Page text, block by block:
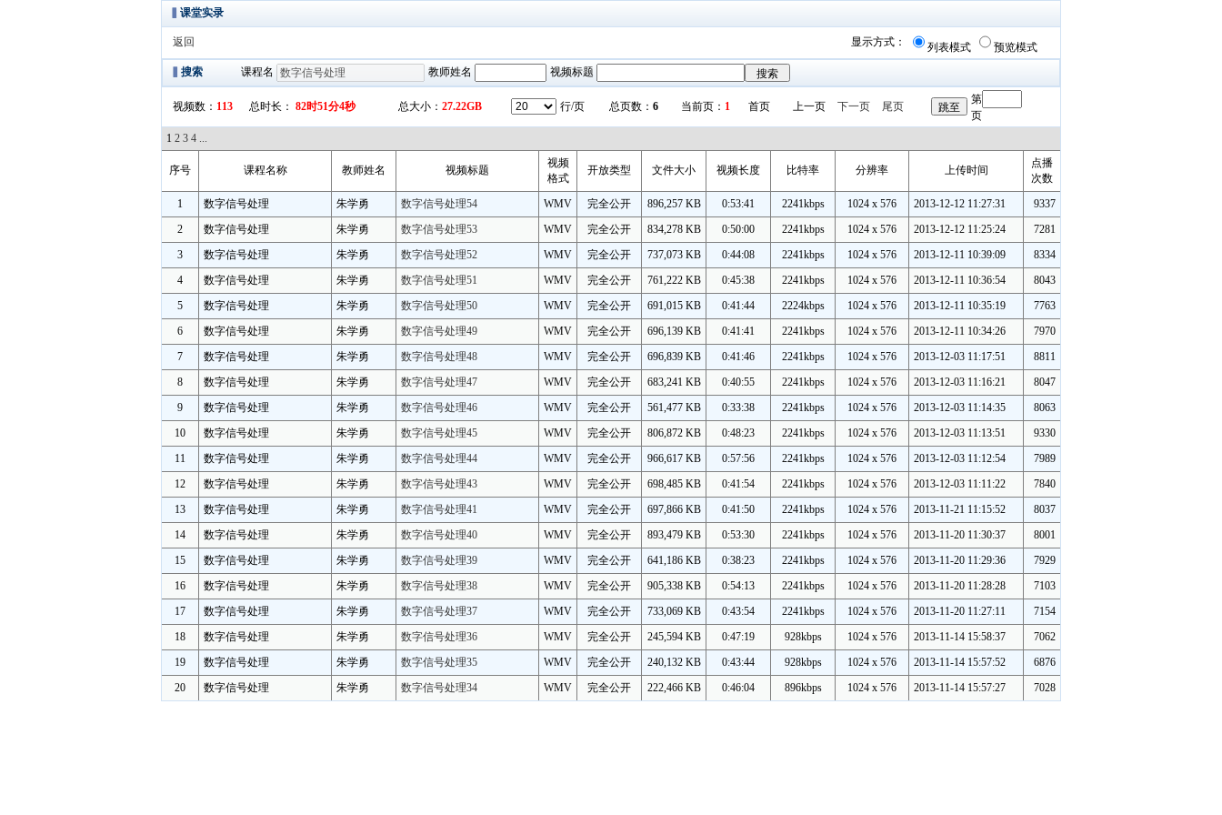
课堂实录
返回 显示方式： 列表模式
预览模式
搜索 课程名 教师姓名 视频标题
视频数： 113 总时长： 82时51分4秒 总大小： 27.22GB 行/页 总页数： 6 当前页： 1 首页 上一页 下一页 尾页
第
页
1 2 3 4 ...
序号 课程名称 教师姓名 视频标题
视频
格式
开放类型 文件大小 视频长度 比特率 分辨率 上传时间
点播
次数
1
数字信号处理 朱学勇 数字信号处理54 WMV 完全公开 896,257 KB 0:53:41 2241kbps 1024 x 576 2013-12-12 11:27:31
9337
2
数字信号处理 朱学勇 数字信号处理53 WMV 完全公开 834,278 KB 0:50:00 2241kbps 1024 x 576 2013-12-12 11:25:24
7281
3
数字信号处理 朱学勇 数字信号处理52 WMV 完全公开 737,073 KB 0:44:08 2241kbps 1024 x 576 2013-12-11 10:39:09
8334
4
数字信号处理 朱学勇 数字信号处理51 WMV 完全公开 761,222 KB 0:45:38 2241kbps 1024 x 576 2013-12-11 10:36:54
8043
5
数字信号处理 朱学勇 数字信号处理50 WMV 完全公开 691,015 KB 0:41:44 2224kbps 1024 x 576 2013-12-11 10:35:19
7763
6
数字信号处理 朱学勇 数字信号处理49 WMV 完全公开 696,139 KB 0:41:41 2241kbps 1024 x 576 2013-12-11 10:34:26
7970
7
数字信号处理 朱学勇 数字信号处理48 WMV 完全公开 696,839 KB 0:41:46 2241kbps 1024 x 576 2013-12-03 11:17:51
8811
8
数字信号处理 朱学勇 数字信号处理47 WMV 完全公开 683,241 KB 0:40:55 2241kbps 1024 x 576 2013-12-03 11:16:21
8047
9
数字信号处理 朱学勇 数字信号处理46 WMV 完全公开 561,477 KB 0:33:38 2241kbps 1024 x 576 2013-12-03 11:14:35
8063
10
数字信号处理 朱学勇 数字信号处理45 WMV 完全公开 806,872 KB 0:48:23 2241kbps 1024 x 576 2013-12-03 11:13:51
9330
11
数字信号处理 朱学勇 数字信号处理44 WMV 完全公开 966,617 KB 0:57:56 2241kbps 1024 x 576 2013-12-03 11:12:54
7989
12
数字信号处理 朱学勇 数字信号处理43 WMV 完全公开 698,485 KB 0:41:54 2241kbps 1024 x 576 2013-12-03 11:11:22
7840
13
数字信号处理 朱学勇 数字信号处理41 WMV 完全公开 697,866 KB 0:41:50 2241kbps 1024 x 576 2013-11-21 11:15:52
8037
14
数字信号处理 朱学勇 数字信号处理40 WMV 完全公开 893,479 KB 0:53:30 2241kbps 1024 x 576 2013-11-20 11:30:37
8001
15
数字信号处理 朱学勇 数字信号处理39 WMV 完全公开 641,186 KB 0:38:23 2241kbps 1024 x 576 2013-11-20 11:29:36
7929
16
数字信号处理 朱学勇 数字信号处理38 WMV 完全公开 905,338 KB 0:54:13 2241kbps 1024 x 576 2013-11-20 11:28:28
7103
17
数字信号处理 朱学勇 数字信号处理37 WMV 完全公开 733,069 KB 0:43:54 2241kbps 1024 x 576 2013-11-20 11:27:11
7154
18
数字信号处理 朱学勇 数字信号处理36 WMV 完全公开 245,594 KB 0:47:19 928kbps 1024 x 576 2013-11-14 15:58:37
7062
19
数字信号处理 朱学勇 数字信号处理35 WMV 完全公开 240,132 KB 0:43:44 928kbps 1024 x 576 2013-11-14 15:57:52
6876
20
数字信号处理 朱学勇 数字信号处理34 WMV 完全公开 222,466 KB 0:46:04 896kbps 1024 x 576 2013-11-14 15:57:27 7028